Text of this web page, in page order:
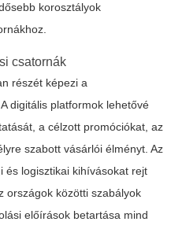
korosztályok
csatornák
részét képezi a
digitális platformok lehetővé
a célzott promóciókat, az
szabott vásárlói élményt. Az
és logisztikai kihívásokat rejt
országok közötti szabályok
előírások betartása mind